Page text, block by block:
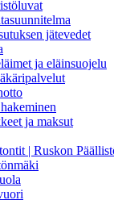
jätevedet
ja eläinsuojelu
ja maksut
| Ruskon